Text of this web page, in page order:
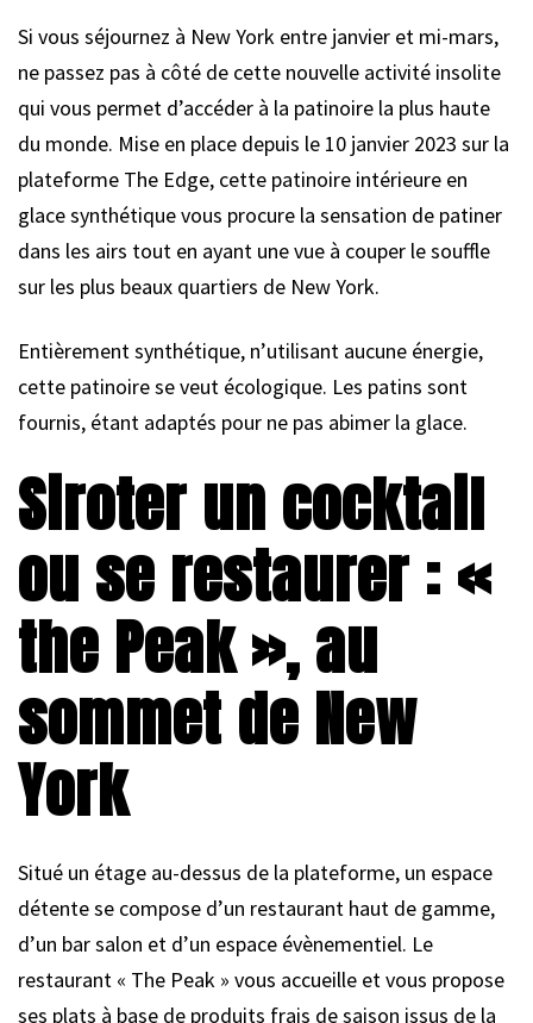
Si vous séjournez à New York entre janvier et mi-mars,
ne passez pas à côté de cette nouvelle activité insolite
qui vous permet d’accéder à la patinoire la plus haute
du monde. Mise en place depuis le 10 janvier 2023 sur la
plateforme The Edge, cette patinoire intérieure en
glace synthétique vous procure la sensation de patiner
dans les airs tout en ayant une vue à couper le souffle
sur les plus beaux quartiers de New York.
Entièrement synthétique, n’utilisant aucune énergie,
cette patinoire se veut écologique. Les patins sont
fournis, étant adaptés pour ne pas abimer la glace.
Siroter un cocktail
ou se restaurer : «
the Peak », au
sommet de New
York
Situé un étage au-dessus de la plateforme, un espace
détente se compose d’un restaurant haut de gamme,
d’un bar salon et d’un espace évènementiel. Le
restaurant « The Peak » vous accueille et vous propose
ses plats à base de produits frais de saison issus de la